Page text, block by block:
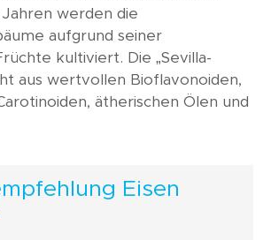
werden die
aufgrund seiner
kultiviert. Die „Sevilla-
aus wertvollen Bioflavonoiden,
ätherischen Ölen und
Eisen